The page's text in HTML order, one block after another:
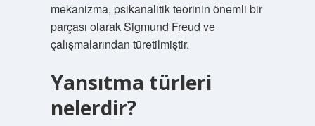
mekanizma, psikanalitik teorinin önemli bir
parçası olarak Sigmund Freud ve
çalışmalarından türetilmiştir.
Yansıtma türleri
nelerdir?